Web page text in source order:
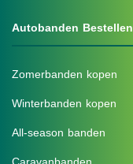
Autobanden Bestellen
Zomerbanden kopen
Winterbanden kopen
All-season banden